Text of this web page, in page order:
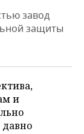
завод
защиты
и